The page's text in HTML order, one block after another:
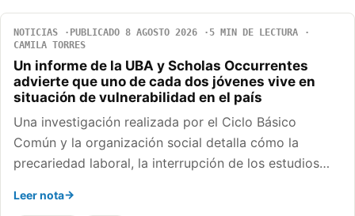
NOTICIAS PUBLICADO 8 AGOSTO 2026
5 MIN DE LECTURA
CAMILA TORRES
Un informe de la UBA y Scholas Occurrentes
advierte que uno de cada dos jóvenes vive en
situación de vulnerabilidad en el país
Una investigación realizada por el Ciclo Básico
Común y la organización social detalla cómo la
precariedad laboral, la interrupción de los estudios…
Leer nota